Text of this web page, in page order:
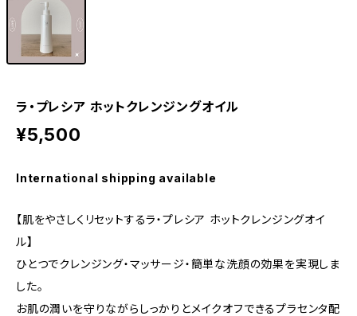
ラ・プレシア ホットクレンジングオイル
¥5,500
International shipping available
【肌をやさしくリセットするラ・プレシア ホットクレンジングオイ
ル】
ひとつでクレンジング・マッサージ・簡単な洗顔の効果を実現しま
した。
お肌の潤いを守りながらしっかりとメイクオフできるプラセンタ配